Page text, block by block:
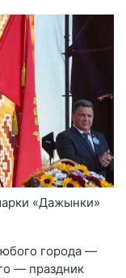
«Дажынки»
города —
— праздник